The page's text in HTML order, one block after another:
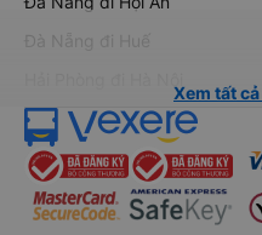
Đà Nẵng đi Huế
Xem tất